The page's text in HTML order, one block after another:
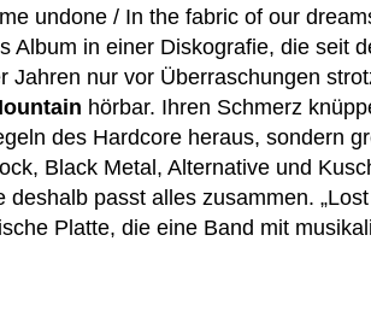
undone / In the fabric of our
Album in einer Diskografie, die seit
Jahren nur vor Überraschungen
hörbar. Ihren Schmerz
des Hardcore heraus, sondern
Black Metal, Alternative und
deshalb passt alles zusammen.
Platte, die eine Band mit